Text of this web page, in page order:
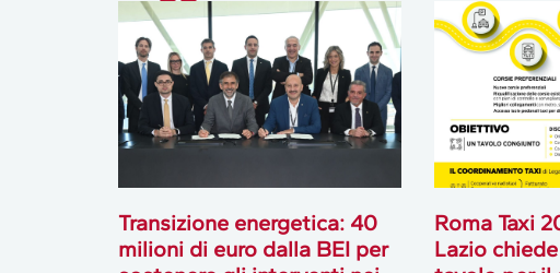
Transizione energetica: 40
milioni di euro dalla BEI per
Roma Taxi
Lazio